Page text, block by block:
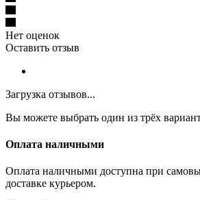
Нет оценок
Оставить отзыв
Загрузка отзывов...
Вы можете выбрать один из трёх
Оплата наличными
Оплата наличными доступна при
доставке курьером.